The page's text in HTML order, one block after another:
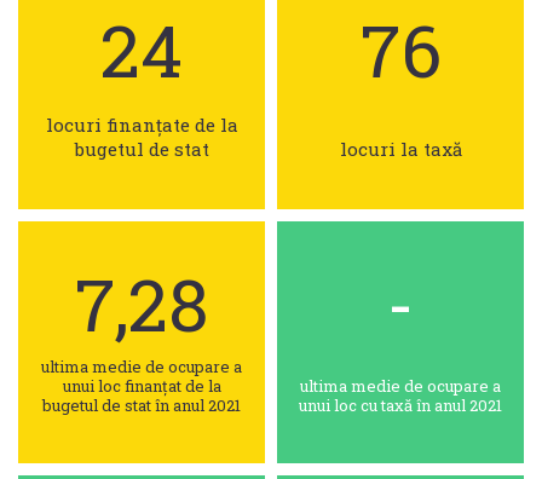
24
locuri finanțate de la
bugetul de stat
76
locuri la taxă
7,28
ultima medie de ocupare a
unui loc finanțat de la
bugetul de stat în anul 2021
-
ultima medie de ocupare a
unui loc cu taxă în anul 2021